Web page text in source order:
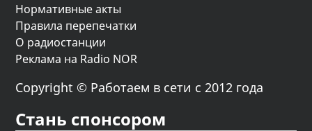
Нормативные акты
Правила перепечатки
О радиостанции
Реклама на Radio NOR
Copyright © Работаем в сети с 2012 года
Стань спонсором